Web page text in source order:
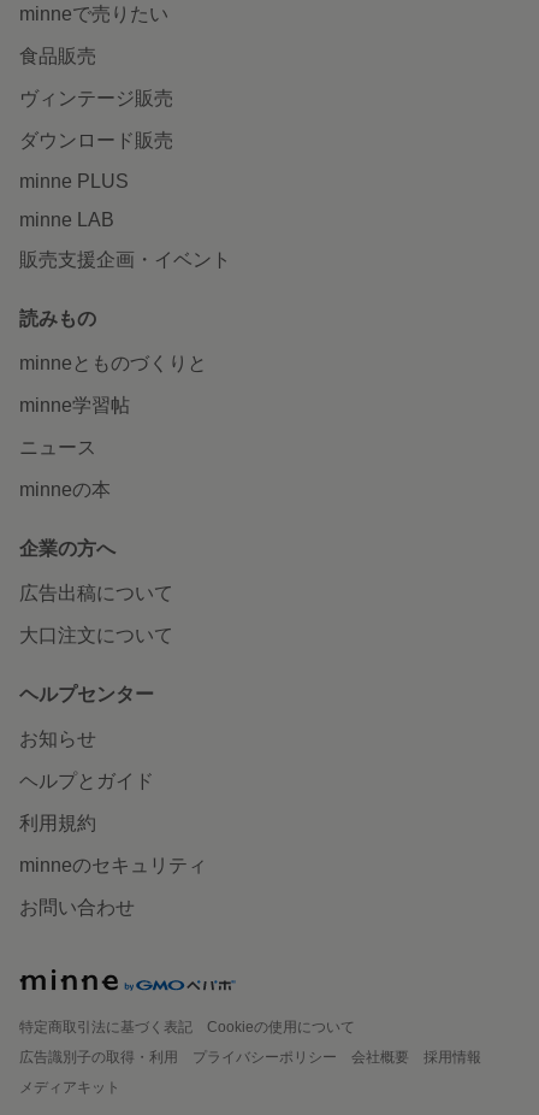
minneで売りたい
食品販売
ヴィンテージ販売
ダウンロード販売
minne PLUS
minne LAB
販売支援企画・イベント
読みもの
minneとものづくりと
minne学習帖
ニュース
minneの本
企業の方へ
広告出稿について
大口注文について
ヘルプセンター
お知らせ
ヘルプとガイド
利用規約
minneのセキュリティ
お問い合わせ
特定商取引法に基づく表記
Cookieの使用について
広告識別子の取得・利用
プライバシーポリシー 会社概要
採用情報
メディアキット